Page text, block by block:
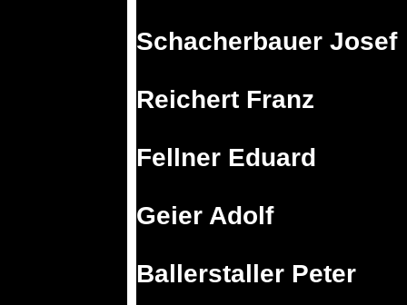
Schacherbauer Josef
Reichert Franz
Fellner Eduard
Geier Adolf
Ballerstaller Peter